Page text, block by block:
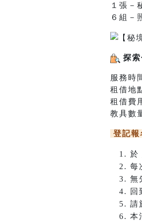
１張－
６組－
探
服務時
租借地
租借費
教具數
登記報
於
每
無
回
請
本